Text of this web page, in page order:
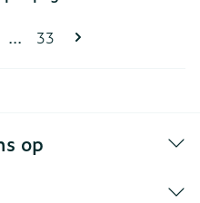
Pagina's pagina
... Pagina
33
op